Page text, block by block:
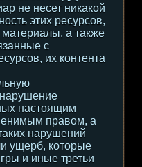
не несет никакой
этих ресурсов,
материалы, а также
с
их контента
нарушение
настоящим
правом, а
нарушений
ущерб, которые
и иные третьи